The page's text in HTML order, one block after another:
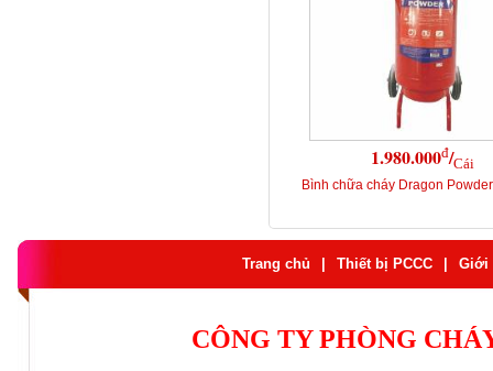
1.980.000đ/Cái
Bình chữa cháy Dragon
Trang chủ Thiết bị PCCC Giới
CÔNG TY PHÒNG